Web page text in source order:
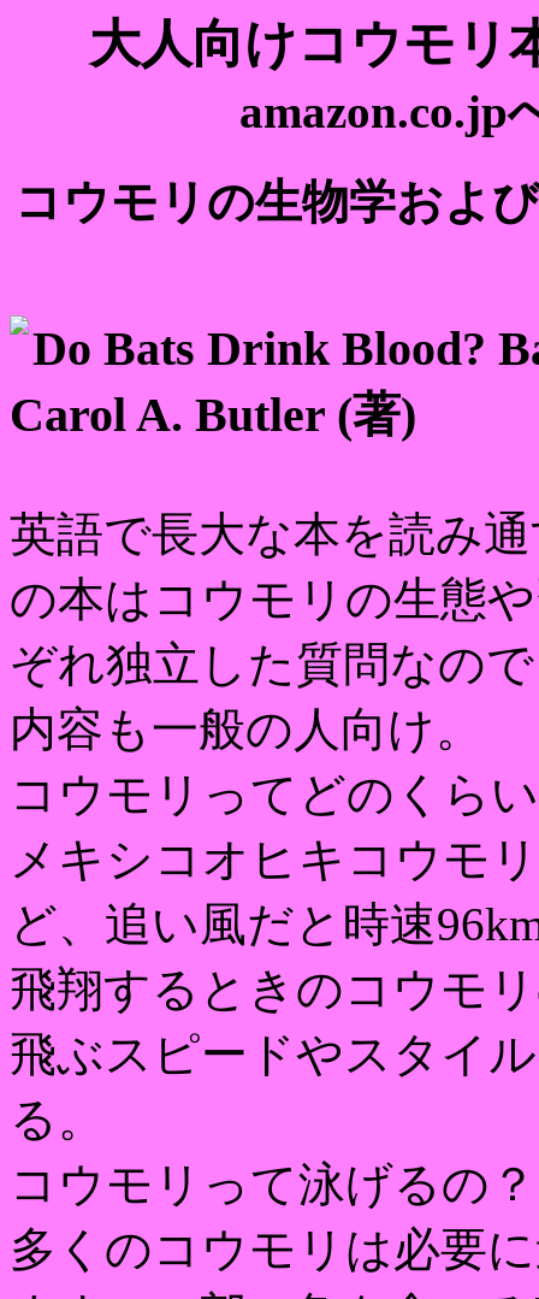
大人向けコウモ
amazon.co.jp
コウモリの生物学およ
Do Bats Drink Blood?
Carol A. Butler (著)
英語で長大な本を読み
の本はコウモリの生態
ぞれ独立した質問なの
内容も一般の人向け。
コウモリってどのくら
メキシコオヒキコウモ
ど、追い風だと時速
飛翔するときのコウモ
飛ぶスピードやスタイ
る。
コウモリって泳げるの？
多くのコウモリは必要